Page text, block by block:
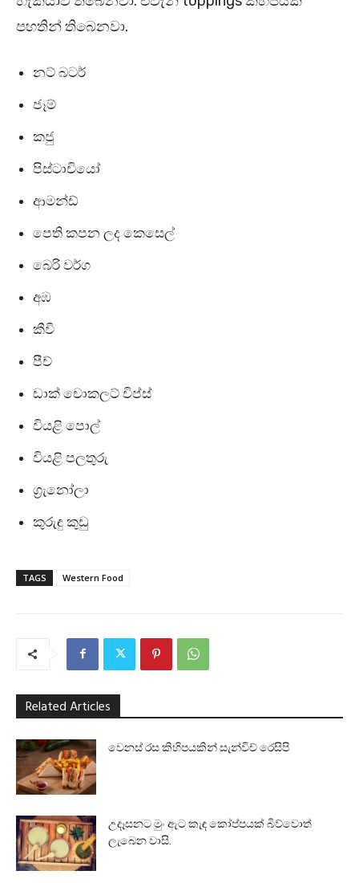
පහතින් තිබෙනවා.
නට් බටර්
ජෑම්
කජු
පිස්ටාචියෝ
ආමන්ඩ්
පෙති කපන ලද කෙසෙල්
බෙරි වර්ග
අඹ
කීවි
පීච්
ඩාක් චොකලට් චිප්ස්
වියළි පොල්
වියළි පලතුරු
ග්‍රැනෝලා
කුරුඳු කුඩු
TAGS Western Food
Related Articles
වෙනස් රස කිහිපයකින් සැන්විච් රෙසිපි
උදෑසනට මුං ඇට කැඳ කෝප්පයක් බිව්වොත්
ලැබෙන වාසි.